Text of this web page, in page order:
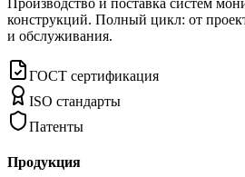
Производство и поставка систем
конструкций. Полный цикл: от
и обслуживания.
ГОСТ сертификация
ISO стандарты
Патенты
Продукция